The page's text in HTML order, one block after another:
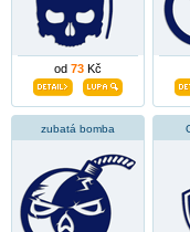
od 73 Kč
zubatá bomba